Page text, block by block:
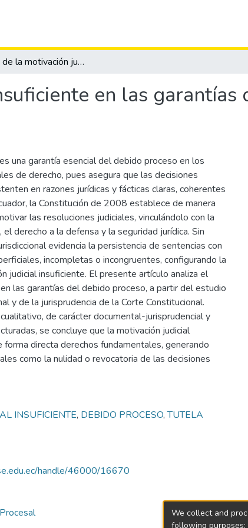
Impacto de la motivación judicial insuficiente en las garantías del debido proceso en Ecuador
en las garantías
una garantía esencial del debido proceso en los
de derecho, pues asegura que las decisiones
en razones jurídicas y fácticas claras, coherentes
la Constitución de 2008 establece de manera
las resoluciones judiciales, vinculándolo con la
derecho a la defensa y la seguridad jurídica. Sin
evidencia la persistencia de sentencias con
incompletas o incongruentes, configurando la
judicial insuficiente. El presente artículo analiza el
las garantías del debido proceso, a partir del estudio
y de la jurisprudencia de la Corte Constitucional.
de carácter documental-jurisprudencial y
se concluye que la motivación judicial
forma directa derechos fundamentales, generando
como la nulidad o revocatoria de las decisiones
INSUFICIENTE, DEBIDO PROCESO,TUTELA
handle/46000/16670
We collect and
following purposes: